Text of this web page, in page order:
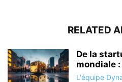
RELATED
De la
mondiale
L'équipe